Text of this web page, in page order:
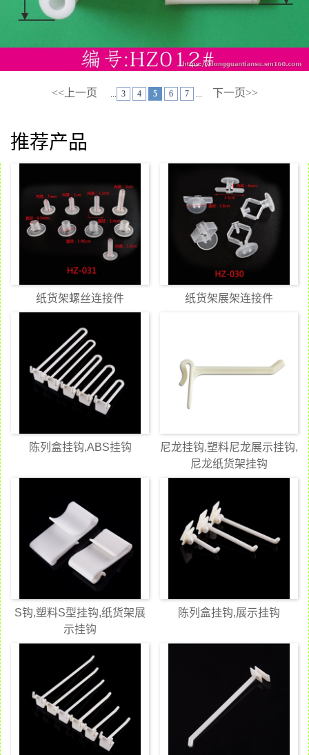
<<上一页 ... 3 4 5 6 7 ... 下一页>>
推荐产品
纸货架螺丝连接件 纸货架展架连接件
陈列盒挂钩,ABS挂钩
尼龙挂钩,塑料尼龙展示挂钩,
尼龙纸货架挂钩
S钩,塑料S型挂钩,纸货架展
示挂钩
陈列盒挂钩,展示挂钩